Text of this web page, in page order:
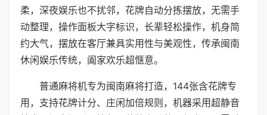
柔，深夜娱乐也不扰邻，花牌自动分拣摆放，无需手
动整理，操作面板大字标识，长辈轻松操作，机身简
约大气，摆放在客厅兼具实用性与美观性，传承闽南
休闲娱乐传统，阖家欢乐超惬意。
普通麻将机专为闽南麻将打造，144张含花牌专
用，支持花牌计分、庄闲加倍规则，机器采用超静音